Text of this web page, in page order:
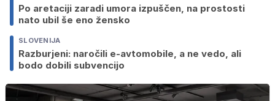
Po aretaciji zaradi umora izpuščen, na prostosti
nato ubil še eno žensko
SLOVENIJA
Razburjeni: naročili e-avtomobile, a ne vedo, ali
bodo dobili subvencijo